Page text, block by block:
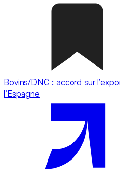
Bovins/DNC : accord sur
l’Espagne